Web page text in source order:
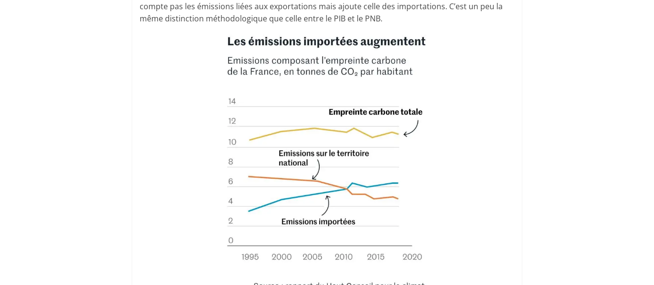
compte pas les émissions liées aux exportations mais ajoute celle des importations. C’est un peu la
même distinction méthodologique que celle entre le PIB et le PNB.